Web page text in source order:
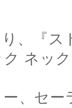
、『ス
ネッ
、セー